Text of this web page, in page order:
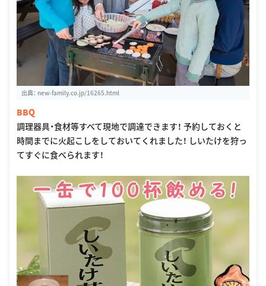
出典： new-family.co.jp/16265.html
BBQ
調理器具・食材等すべて現地で調達できます！ 予約しておくと
時間までに火起こしをしておいてくれました！ しいたけを狩っ
てすぐに食べられます！